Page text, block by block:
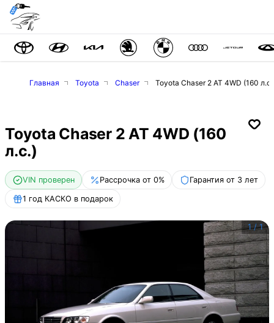
Главная Toyota Chaser Toyota Chaser 2 AT 4WD (160
Toyota Chaser 2 AT 4WD (160
л.с.)
VIN проверен Рассрочка от 0% Гарантия от 3 лет
1 год КАСКО в подарок
1 /1